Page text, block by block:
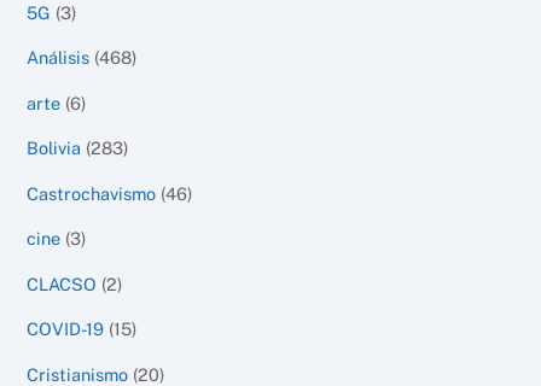
5G (3)
Análisis (468)
arte (6)
Bolivia (283)
Castrochavismo (46)
cine (3)
CLACSO (2)
COVID-19 (15)
Cristianismo (20)